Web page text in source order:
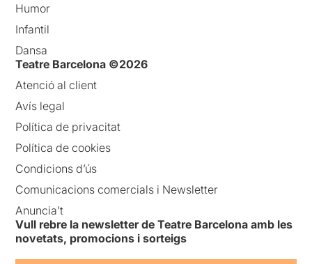
Humor
Infantil
Dansa
Teatre Barcelona ©2026
Atenció al client
Avís legal
Política de privacitat
Política de cookies
Condicions d’ús
Comunicacions comercials i Newsletter
Anuncia’t
Vull rebre la newsletter de Teatre Barcelona amb les
novetats, promocions i sorteigs